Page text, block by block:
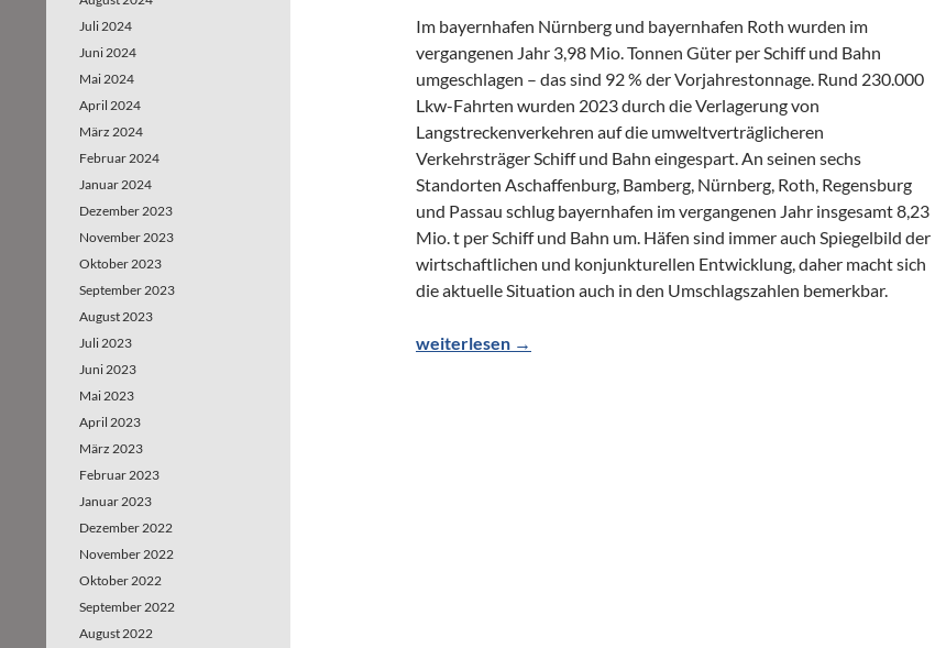
Im bayernhafen Nürnberg und bayernhafen Roth wurden im
vergangenen Jahr 3,98 Mio. Tonnen Güter per Schiff und Bahn
umgeschlagen – das sind 92 % der Vorjahrestonnage. Rund 230.000
Lkw-Fahrten wurden 2023 durch die Verlagerung von
Langstreckenverkehren auf die umweltverträglicheren
Verkehrsträger Schiff und Bahn eingespart. An seinen sechs
Standorten Aschaffenburg, Bamberg, Nürnberg, Roth, Regensburg
und Passau schlug bayernhafen im vergangenen Jahr insgesamt 8,23
Mio. t per Schiff und Bahn um. Häfen sind immer auch Spiegelbild der
wirtschaftlichen und konjunkturellen Entwicklung, daher macht sich
die aktuelle Situation auch in den Umschlagszahlen bemerkbar.
Nürnberg und Roth rüsten sich für die Herausforderungen
weiterlesen →
Juli 2024
Juni 2024
Mai 2024
April 2024
März 2024
Februar 2024
Januar 2024
Dezember 2023
November 2023
Oktober 2023
September 2023
August 2023
Juli 2023
Juni 2023
Mai 2023
April 2023
März 2023
Februar 2023
Januar 2023
Dezember 2022
November 2022
Oktober 2022
September 2022
August 2022